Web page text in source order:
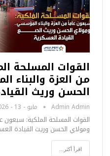
القوات المسلحة
من العزة
الحسن وريث
Admin Admin مايو - 13 - 2026
القوات المسلحة الملكية: سبعون
ومولاي الحسن وريث القيادة
اقرأ أكثر...